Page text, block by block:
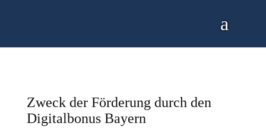
Zweck der Förderung durch den
Digitalbonus Bayern